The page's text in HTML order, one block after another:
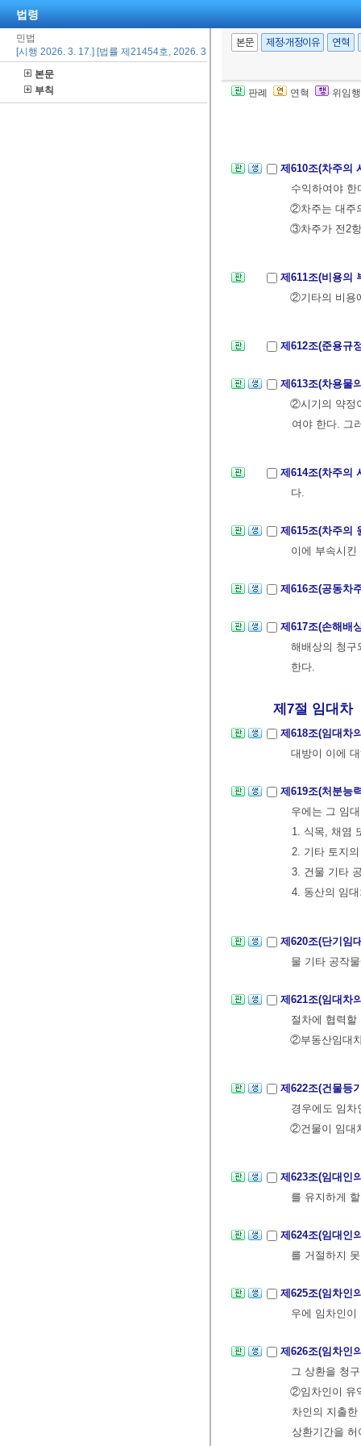
법령
민법
[시행 2026. 3. 17.] [법률 제21454호, 2026. 3. 17., 일부개정]
본문
부칙
본문 제정·개정이유 연혁
판례 연혁 위임
제609조(사용대
제610조(차주의
수익하여야 한
②차주는 대주
③차주가 전2
제611조(비용의
②기타의 비용
제612조(준용규
제613조(차용물
②시기의 약정
여야 한다. 그
제614조(차주의
다.
제615조(차주의
이에 부속시
제616조(공동차
제617조(손해배
해배상의 청구
한다.
제7절 임대차
제618조(임대차
대방이 이에
제619조(처분능
우에는 그 임
1. 식목, 채염
2. 기타 토지
3. 건물 기타
4. 동산의 임
제620조(단기임
물 기타 공작
제621조(임대차
절차에 협력
②부동산임대
제622조(건물등
경우에도 임
②건물이 임대
제623조(임대인
를 유지하게
제624조(임대인
를 거절하지
제625조(임차인
우에 임차인
제626조(임차인
그 상환을 청
②임차인이 유
차인의 지출
상환기간을